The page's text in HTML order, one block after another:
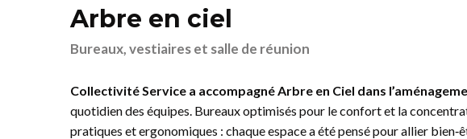
Arbre en ciel
Bureaux, vestiaires et salle de réunion
Collectivité Service a accompagné Arbre en Ciel dans
quotidien des équipes. Bureaux optimisés pour le confort et la
pratiques et ergonomiques : chaque espace a été pensé pour allier